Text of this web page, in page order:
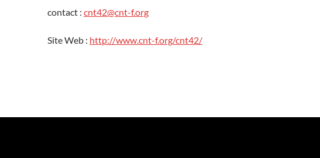
contact : cnt42@cnt-f.org
Site Web : http://www.cnt-f.org/cnt42/